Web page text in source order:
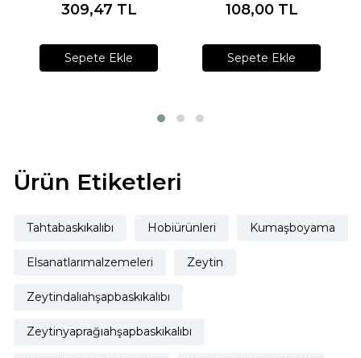
309,47 TL
Sepete Ekle
108,00 TL
Sepete Ekle
Ürün Etiketleri
Tahtabaskıkalıbı Hobiürünleri Kumaşboyama
Elsanatlarımalzemeleri Zeytin
Zeytindalıahşapbaskıkalıbı
Zeytinyaprağıahşapbaskıkalıbı